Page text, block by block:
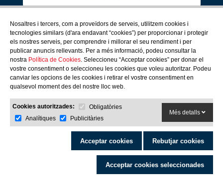
Nosaltres i tercers, com a proveïdors de serveis, utilitzem cookies i
tecnologies similars (d'ara endavant “cookies”) per proporcionar i protegir
els nostres serveis, per comprendre i millorar el seu rendiment i per
publicar anuncis rellevants. Per a més informació, podeu consultar la
nostra Política de Cookies. Seleccioneu “Acceptar cookies” per donar el
vostre consentiment o seleccioneu les cookies que voleu autoritzar. Podeu
canviar les opcions de les cookies i retirar el vostre consentiment en
qualsevol moment des del nostre lloc web.
Cookies autoritzades:
Obligatòries
Analítiques
Publicitàries
Més detalls
Acceptar cookies Rebutjar cookies
Acceptar cookies seleccionades
COMG
COL·LEGIATS
SERVEIS PROFESSIONALS
COMUNICACIÓ
CIUTADANIA
COL·LABORADORS